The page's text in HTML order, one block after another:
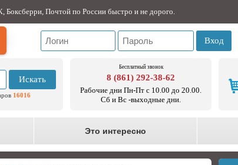
Боксберри, Почтой по России быстро и не дорого.
Вход
Искать
16016
Бесплатный звонок
8 (861) 292-38-62
Рабочие дни Пн-Пт с 10.00 до 20.00.
Сб и Вс -выходные дни.
Это интересно